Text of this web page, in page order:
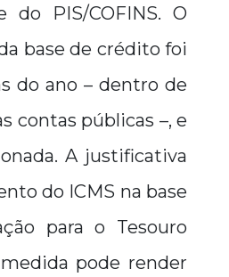
do PIS/COFINS. O
base de crédito foi
do ano – dentro de
contas públicas –, e
A justificativa
do ICMS na base
para o Tesouro
pode render